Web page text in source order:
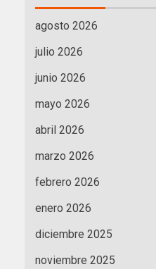
agosto 2026
julio 2026
junio 2026
mayo 2026
abril 2026
marzo 2026
febrero 2026
enero 2026
diciembre 2025
noviembre 2025